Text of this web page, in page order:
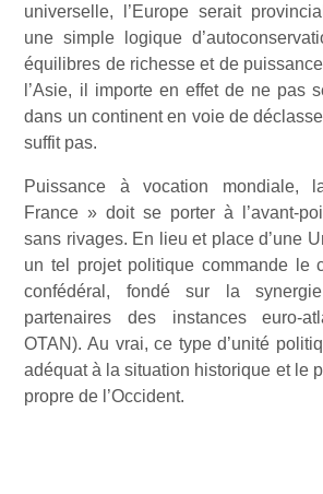
universelle, l’Europe serait
une simple logique
équilibres de richesse et de
l’Asie, il importe en effet de ne pas
dans un continent en voie de
suffit pas.
Puissance à vocation mondiale,
France » doit se porter à l’avant-
sans rivages. En lieu et place d’une
un tel projet politique commande le
confédéral, fondé sur la
partenaires des instances euro-
OTAN). Au vrai, ce type d’unité
adéquat à la situation historique et le
propre de l’Occident.